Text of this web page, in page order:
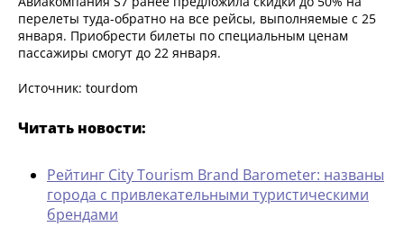
перелеты туда-обратно на все рейсы, выполняемые с 25
января. Приобрести билеты по специальным ценам
пассажиры смогут до 22 января.
Источник: tourdom
Читать новости:
Рейтинг City Tourism Brand Barometer: названы
города с привлекательными туристическими
брендами